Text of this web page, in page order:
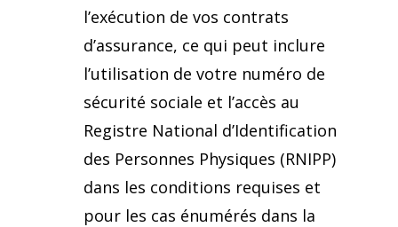
l’exécution de vos contrats
d’assurance, ce qui peut inclure
l’utilisation de votre numéro de
sécurité sociale et l’accès au
Registre National d’Identification
des Personnes Physiques (RNIPP)
dans les conditions requises et
pour les cas énumérés dans la